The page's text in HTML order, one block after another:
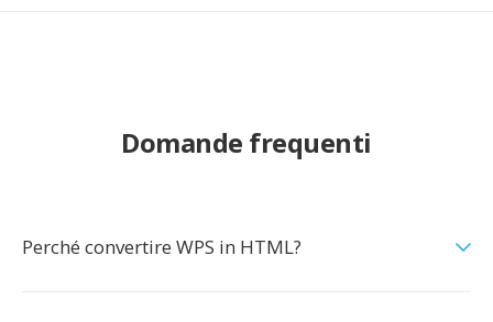
Domande frequenti
Perché convertire WPS in HTML?